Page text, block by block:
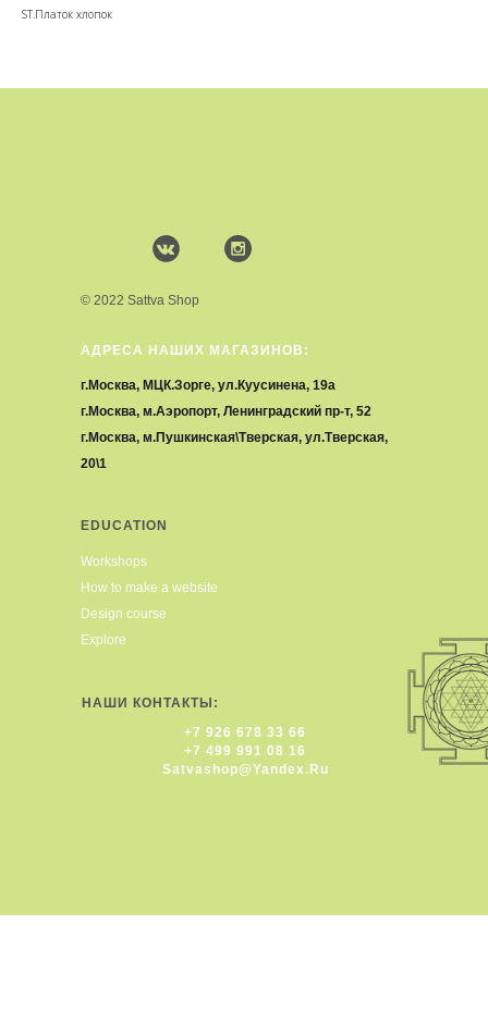
ST.Платок хлопок
АДРЕСА НАШИХ МАГАЗИНОВ:
г.Москва, МЦК.Зорге, ул.Куусинена, 19а
г.Москва, м.Аэропорт, Ленинградский пр-т, 52
г.Москва, м.Пушкинская\Тверская, ул.Тверская,
20\1
EDUCATION
Workshops
How to make a website
Design course
Explore
НАШИ КОНТАКТЫ:
+7 926 678 33 66
+7 499 991 08 16
Satvashop@yandex.ru
© 2022 Sattva Shop